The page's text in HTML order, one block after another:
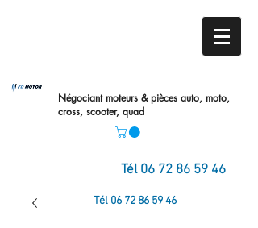
Négociant moteurs & pièces auto, moto,
cross, scooter, quad
Tél 06 72 86 59 46
Tél 06 72 86 59 46